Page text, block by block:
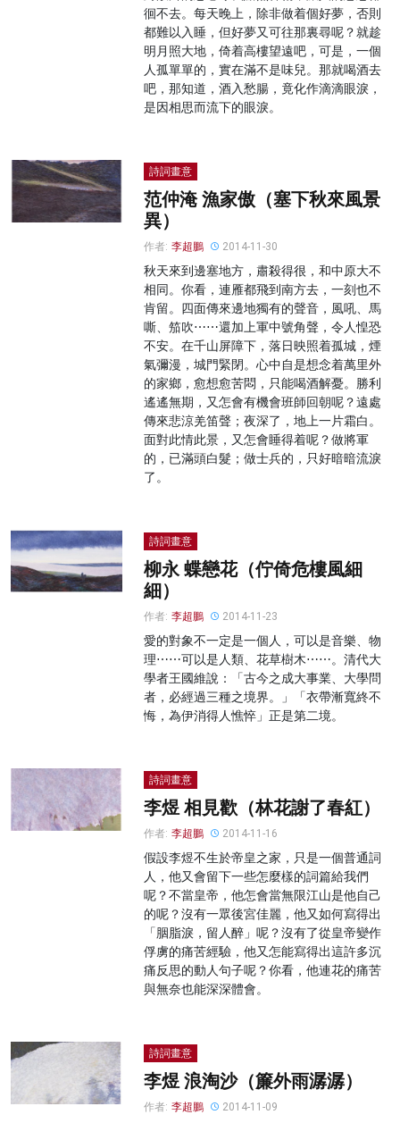
徊不去。每天晚上，除非做着個好夢，否則
都難以入睡，但好夢又可往那裏尋呢？就趁
明月照大地，倚着高樓望遠吧，可是，一個
人孤單單的，實在滿不是味兒。那就喝酒去
吧，那知道，酒入愁腸，竟化作滴滴眼淚，
是因相思而流下的眼淚。
詩詞畫意
范仲淹 漁家傲（塞下秋來風景
異）
作者: 李超鵬 2014-11-30
秋天來到邊塞地方，肅殺得很，和中原大不
相同。你看，連雁都飛到南方去，一刻也不
肯留。四面傳來邊地獨有的聲音，風吼、馬
嘶、笳吹⋯⋯還加上軍中號角聲，令人惶恐
不安。在千山屏障下，落日映照着孤城，煙
氣彌漫，城門緊閉。心中自是想念着萬里外
的家鄉，愈想愈苦悶，只能喝酒解憂。勝利
遙遙無期，又怎會有機會班師回朝呢？遠處
傳來悲涼羌笛聲；夜深了，地上一片霜白。
面對此情此景，又怎會睡得着呢？做將軍
的，已滿頭白髮；做士兵的，只好暗暗流淚
了。
詩詞畫意
柳永 蝶戀花（佇倚危樓風細
細）
作者: 李超鵬 2014-11-23
愛的對象不一定是一個人，可以是音樂、物
理⋯⋯可以是人類、花草樹木⋯⋯。清代大
學者王國維說：「古今之成大事業、大學問
者，必經過三種之境界。」「衣帶漸寬終不
悔，為伊消得人憔悴」正是第二境。
詩詞畫意
李煜 相見歡（林花謝了春紅）
作者: 李超鵬 2014-11-16
假設李煜不生於帝皇之家，只是一個普通詞
人，他又會留下一些怎麼樣的詞篇給我們
呢？不當皇帝，他怎會當無限江山是他自己
的呢？沒有一眾後宮佳麗，他又如何寫得出
「胭脂淚，留人醉」呢？沒有了從皇帝變作
俘虜的痛苦經驗，他又怎能寫得出這許多沉
痛反思的動人句子呢？你看，他連花的痛苦
與無奈也能深深體會。
詩詞畫意
李煜 浪淘沙（簾外雨潺潺）
作者: 李超鵬 2014-11-09